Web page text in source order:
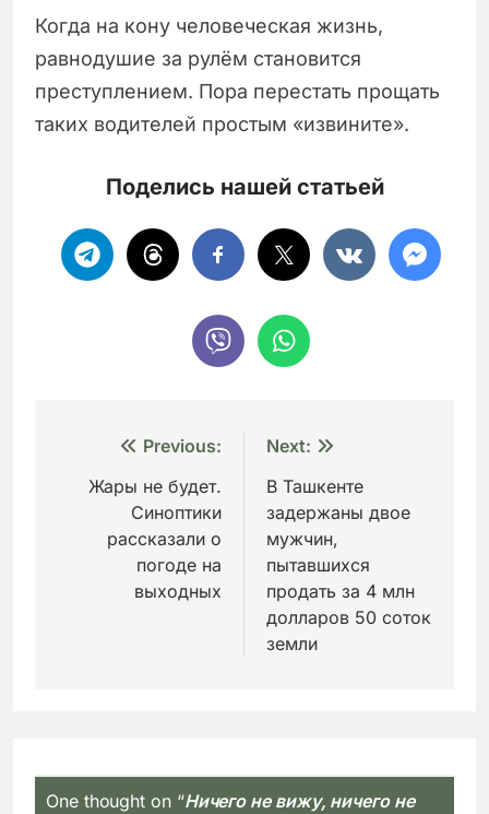
Когда на кону человеческая жизнь,
равнодушие за рулём становится
преступлением. Пора перестать прощать
таких водителей простым «извините».
Поделись нашей статьей
Навигация
записям
Previous:
Жары не будет.
Синоптики
рассказали о
погоде на
выходных
Next:
В Ташкенте
задержаны двое
мужчин,
пытавшихся
продать за 4 млн
долларов 50 соток
земли
One thought on “Ничего не вижу, ничего не